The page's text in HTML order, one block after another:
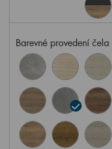
Barevné provedení čela